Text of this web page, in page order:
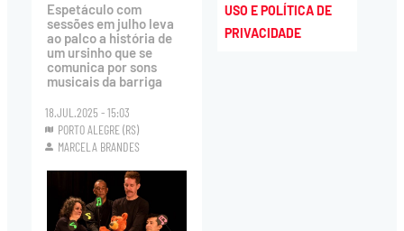
Espetáculo com
sessões em julho leva
ao palco a história de
um ursinho que se
comunica por sons
musicais da barriga
18.JUL.2025 - 15:03
PORTO ALEGRE (RS)
MARCELA BRANDES
USO E POLÍTICA DE
PRIVACIDADE